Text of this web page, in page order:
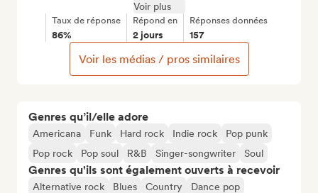
Genres qu’il/elle adore
Americana Funk Hard rock Indie rock
Pop punk
Pop rock
Pop soul R&B Singer-songwriter Soul
Genres qu'ils sont également ouverts à recevoir
Alternative rock Blues Country
Dance pop
Voir plus
Taux de réponse
86%
Répond en
2 jours
Réponses données
157
Voir les médias / pros similaires